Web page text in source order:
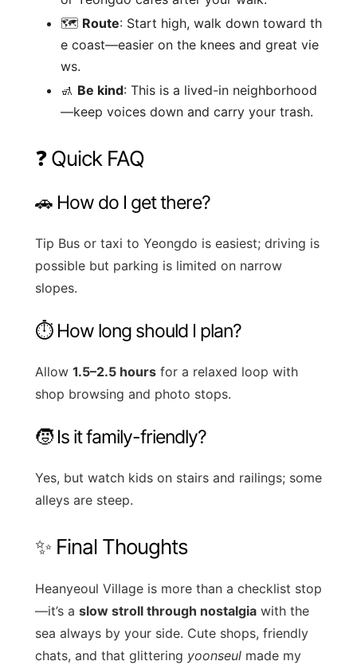
🗺️ Route: Start high, walk down toward th
e coast—easier on the knees and great vie
ws.
🚮 Be kind: This is a lived-in neighborhood
—keep voices down and carry your trash.
❓ Quick FAQ
🚗 How do I get there?
Tip Bus or taxi to Yeongdo is easiest; driving is
possible but parking is limited on narrow
slopes.
⏱️ How long should I plan?
Allow 1.5–2.5 hours for a relaxed loop with
shop browsing and photo stops.
🧒 Is it family-friendly?
Yes, but watch kids on stairs and railings; some
alleys are steep.
✨ Final Thoughts
Heanyeoul Village is more than a checklist stop
—it’s a slow stroll through nostalgia with the
sea always by your side. Cute shops, friendly
chats, and that glittering yoonseul made my